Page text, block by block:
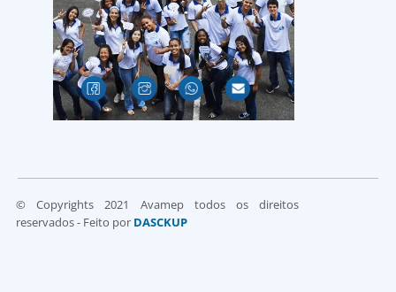
© Copyrights 2021 Avamep todos os direitos
reservados - Feito por DASCKUP